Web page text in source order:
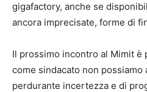
gigafactory, anche se
ancora imprecisate, forme di
Il prossimo incontro al Mimit
come sindacato non possiamo
perdurante incertezza e di